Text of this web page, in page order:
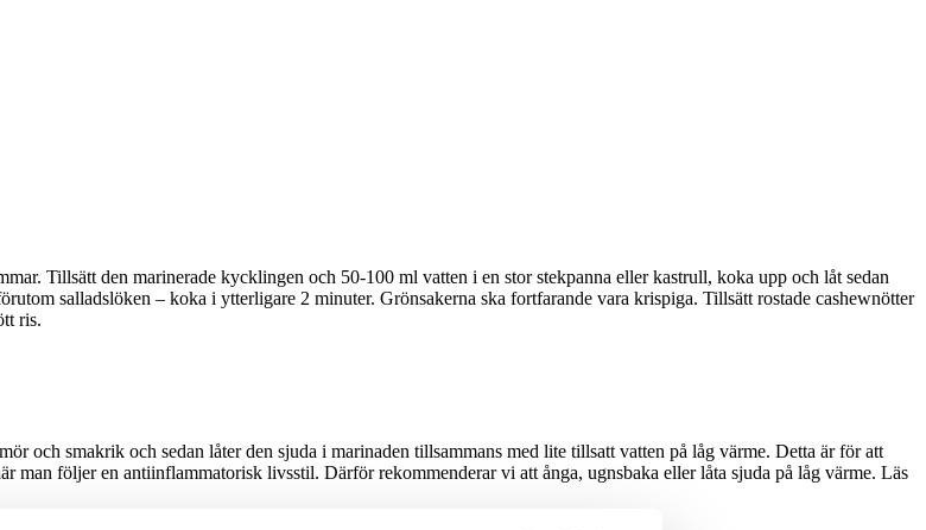
Tillsätt den marinerade kycklingen och 50-100 ml vatten i en stor stekpanna eller kastrull, koka upp och låt sedan
salladslöken – koka i ytterligare 2 minuter. Grönsakerna ska fortfarande vara krispiga. Tillsätt rostade cashewnötter
ris.
och smakrik och sedan låter den sjuda i marinaden tillsammans med lite tillsatt vatten på låg värme. Detta är för att
följer en antiinflammatorisk livsstil. Därför rekommenderar vi att ånga, ugnsbaka eller låta sjuda på låg värme. Läs